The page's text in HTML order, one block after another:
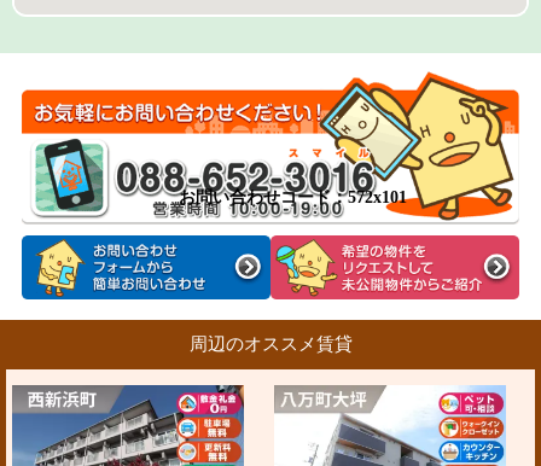
お問い合わせコード：572x101
周辺のオススメ賃貸